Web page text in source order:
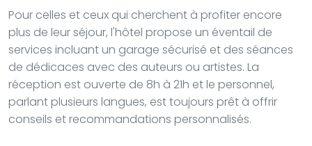
Pour celles et ceux qui cherchent à profiter encore
plus de leur séjour, l'hôtel propose un éventail de
services incluant un garage sécurisé et des séances
de dédicaces avec des auteurs ou artistes. La
réception est ouverte de 8h à 21h et le personnel,
parlant plusieurs langues, est toujours prêt à offrir
conseils et recommandations personnalisés.